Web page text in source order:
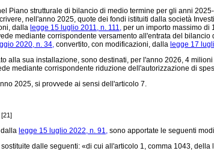
strutturale di bilancio di medio termine per gli anni
nell'anno 2025, quote dei fondi istituiti dalla società
dalla legge 15 luglio 2011, n. 111, per un importo massimo di
mediante corrispondente versamento all'entrata del
2020, n. 34, convertito, con modificazioni, dalla legge 17
sua installazione, sono destinati, per l'anno 2026, 4
mediante corrispondente riduzione dell'autorizzazione di
2025, si provvede ai sensi dell'articolo 7.
[21]
legge 15 luglio 2022, n. 91, sono apportate le seguenti
dalle seguenti: «di cui all'articolo 1, comma 1043, della